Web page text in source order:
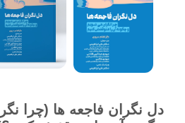
دل نگران فاجعه ها (چرا